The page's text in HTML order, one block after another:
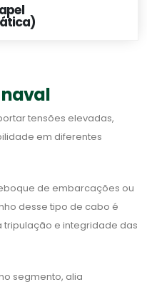
tensões elevadas,
em diferentes
de embarcações ou
desse tipo de cabo é
e integridade das
segmento, alia